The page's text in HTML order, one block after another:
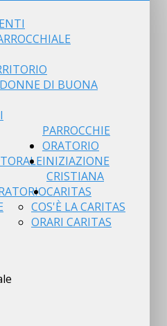
DI BUONA
PARROCCHIE
ORATORIO
INIZIAZIONE
CRISTIANA
CARITAS
COS'È LA CARITAS
ORARI CARITAS